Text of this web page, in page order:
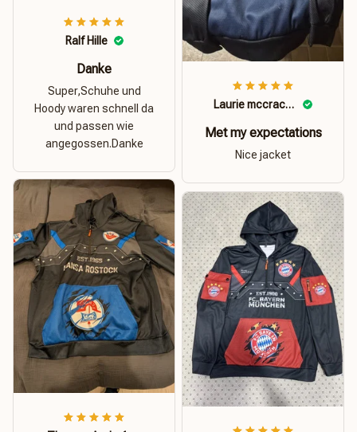
Ralf Hille
Danke
Super,Schuhe und
Hoody waren schnell da
und passen wie
angegossen.Danke
Laurie mccracken
Met my expectations
Nice jacket